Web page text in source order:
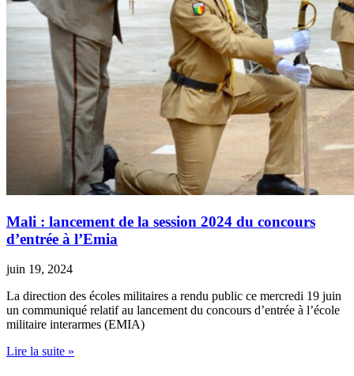
Mali : lancement de la session 2024 du concours
d’entrée à l’Emia
juin 19, 2024
La direction des écoles militaires a rendu public ce mercredi 19 juin
un communiqué relatif au lancement du concours d’entrée à l’école
militaire interarmes (EMIA)
Lire la suite »